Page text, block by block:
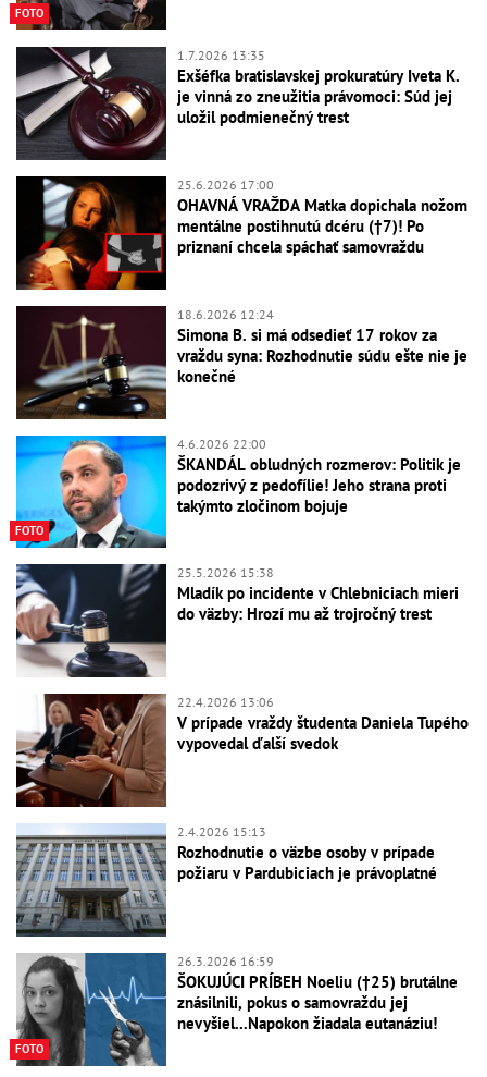
FOTO
1.7.2026 13:35
Exšéfka bratislavskej prokuratúry Iveta K.
je vinná zo zneužitia právomoci: Súd jej
uložil podmienečný trest
25.6.2026 17:00
OHAVNÁ VRAŽDA Matka dopichala nožom
mentálne postihnutú dcéru (†7)! Po
priznaní chcela spáchať samovraždu
18.6.2026 12:24
Simona B. si má odsedieť 17 rokov za
vraždu syna: Rozhodnutie súdu ešte nie je
konečné
FOTO
4.6.2026 22:00
ŠKANDÁL obludných rozmerov: Politik je
podozrivý z pedofílie! Jeho strana proti
takýmto zločinom bojuje
25.5.2026 15:38
Mladík po incidente v Chlebniciach mieri
do väzby: Hrozí mu až trojročný trest
22.4.2026 13:06
V prípade vraždy študenta Daniela Tupého
vypovedal ďalší svedok
2.4.2026 15:13
Rozhodnutie o väzbe osoby v prípade
požiaru v Pardubiciach je právoplatné
FOTO
26.3.2026 16:59
ŠOKUJÚCI PRÍBEH Noeliu (†25) brutálne
znásilnili, pokus o samovraždu jej
nevyšiel...Napokon žiadala eutanáziu!